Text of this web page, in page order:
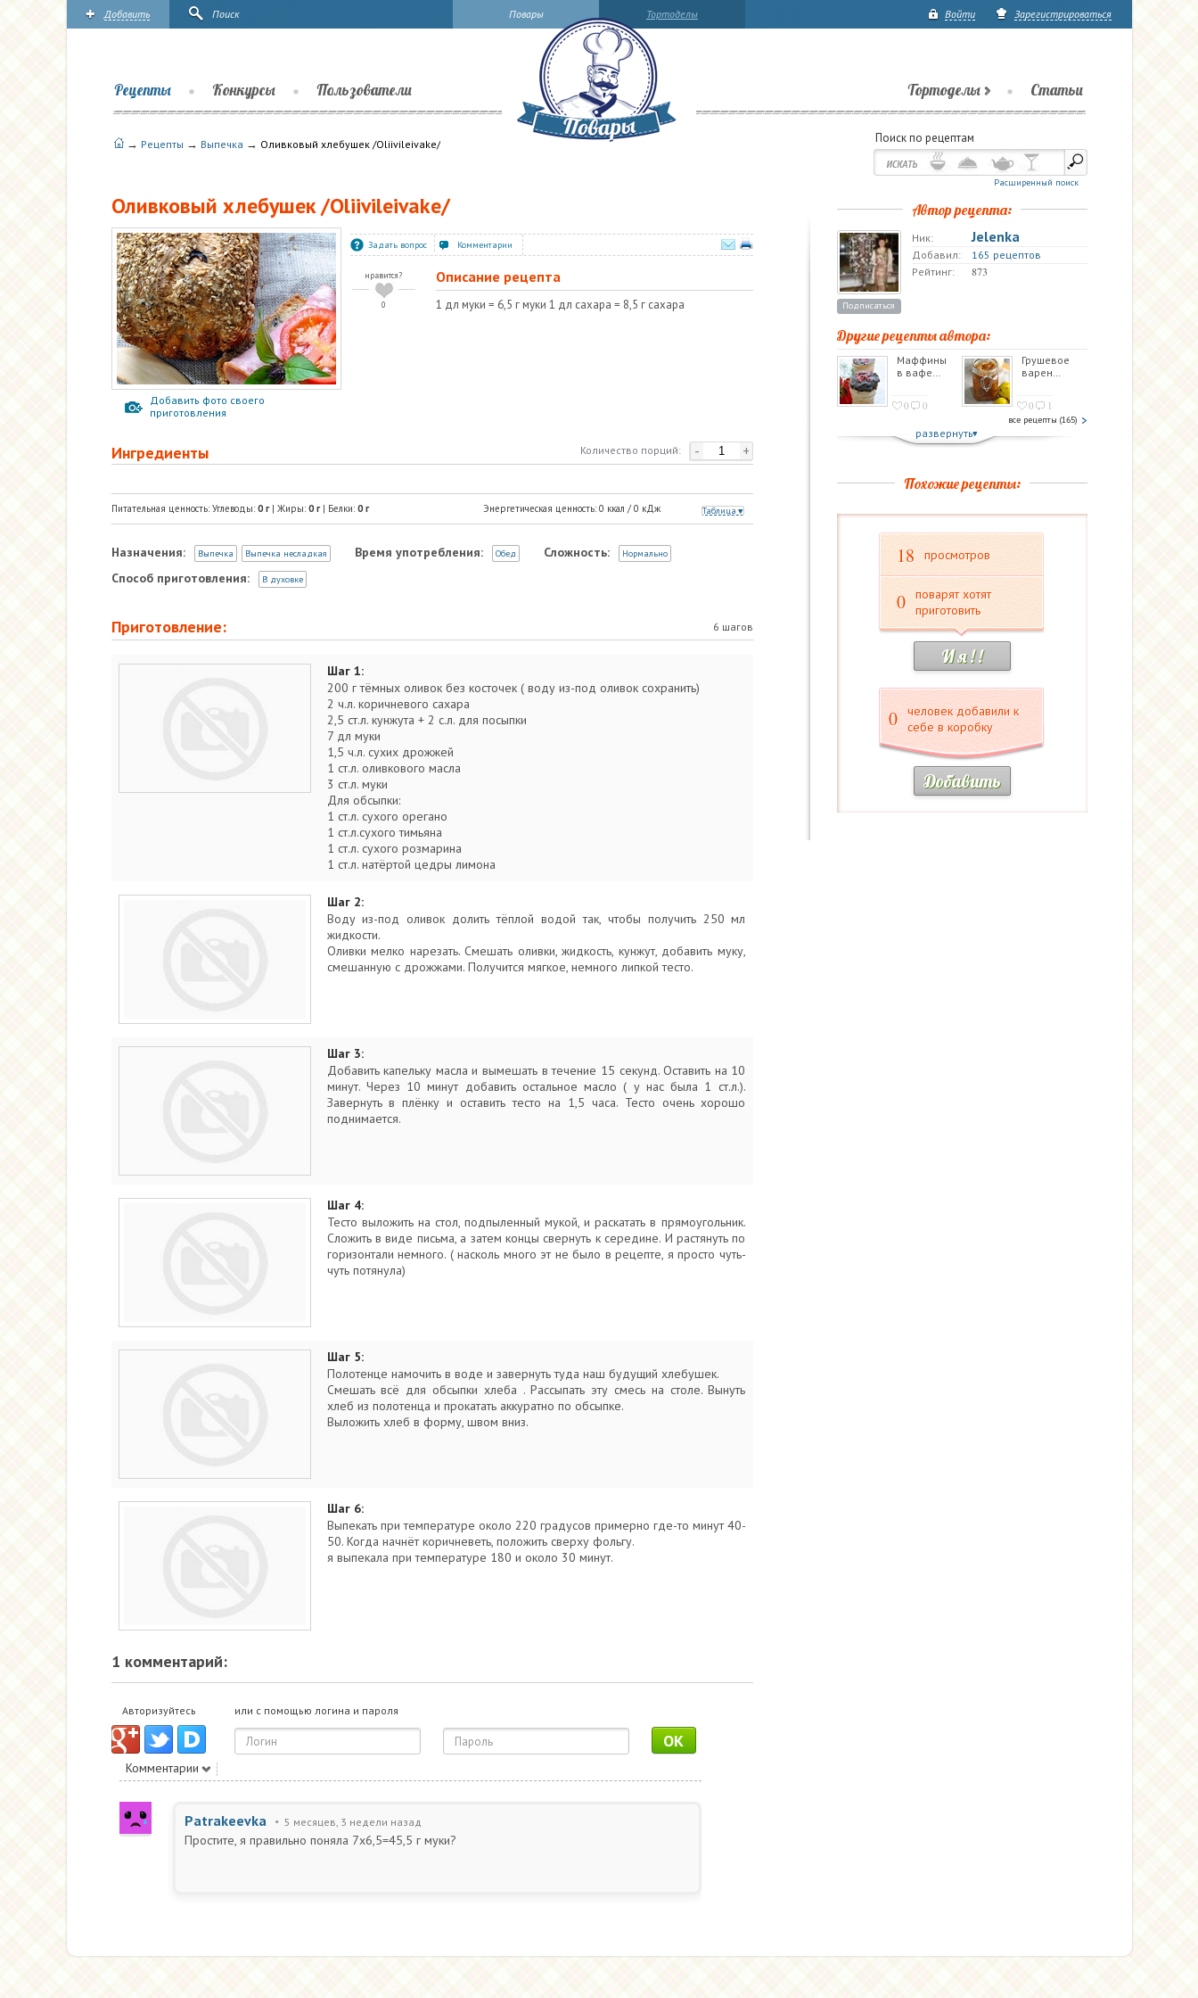
Тортоделы
Повары Войти Зарегистрироваться
Добавить Поиск
Тортоделы Статьи
Рецепты Конкурсы Пользователи
→ Рецепты → Выпечка → Оливковый хлебушек /Oliivileivake/ Поиск по рецептам
Расширенный поиск
Оливковый хлебушек /Oliivileivake/
Добавить фото своего
приготовления
Задать вопрос Комментарии
нравится?
0
Описание рецепта
1 дл муки = 6,5 г муки 1 дл сахара = 8,5 г сахара
- +
Количество порций:
Ингредиенты
Таблица
Энергетическая ценность: 0 ккал / 0 кДж
Питательная ценность: Углеводы: 0г| Жиры: 0г| Белки: 0г
Назначения: Выпечка Выпечка несладкая Время употребления: Обед Сложность: Нормально
Способ приготовления: В духовке
Приготовление: 6 шагов
Шаг 1:
200 г тёмных оливок без косточек ( воду из-под оливок сохранить)
2 ч.л. коричневого сахара
2,5 ст.л. кунжута + 2 с.л. для посыпки
7 дл муки
1,5 ч.л. сухих дрожжей
1 ст.л. оливкового масла
3 ст.л. муки
Для обсыпки:
1 ст.л. сухого орегано
1 ст.л.сухого тимьяна
1 ст.л. сухого розмарина
1 ст.л. натёртой цедры лимона
Шаг 2:
Воду из-под оливок долить тёплой водой так, чтобы получить 250 мл
жидкости.
Оливки мелко нарезать. Смешать оливки, жидкость, кунжут, добавить муку,
смешанную с дрожжами. Получится мягкое, немного липкой тесто.
Шаг 3:
Добавить капельку масла и вымешать в течение 15 секунд. Оставить на 10
минут. Через 10 минут добавить остальное масло ( у нас была 1 ст.л.).
Завернуть в плёнку и оставить тесто на 1,5 часа. Тесто очень хорошо
поднимается.
Шаг 4:
Тесто выложить на стол, подпыленный мукой, и раскатать в прямоугольник.
Сложить в виде письма, а затем концы свернуть к середине. И растянуть по
горизонтали немного. ( насколь много эт не было в рецепте, я просто чуть-
чуть потянула)
Шаг 5:
Полотенце намочить в воде и завернуть туда наш будущий хлебушек.
Смешать всё для обсыпки хлеба . Рассыпать эту смесь на столе. Вынуть
хлеб из полотенца и прокатать аккуратно по обсыпке.
Выложить хлеб в форму, швом вниз.
Шаг 6:
Выпекать при температуре около 220 градусов примерно где-то минут 40-
50. Когда начнёт коричневеть, положить сверху фольгу.
я выпекала при температуре 180 и около 30 минут.
1 комментарий:
Авторизуйтесь или с помощью логина и пароля
OK
Комментарии
Patrakeevka 5 месяцев, 3 недели назад
Простите, я правильно поняла 7х6,5=45,5 г муки?
Автор рецепта:
Подписаться
Ник: Jelenka
Добавил:
165 рецептов
Рейтинг:
873
Другие рецепты автора:
Маффины
в вафе…
0 0
Грушевое
варен…
0 1
все рецепты (165)
развернуть
Похожие рецепты:
18 просмотров
0
поварят хотят
приготовить
И я ! !
0
человек добавили к
себе в коробку
Добавить